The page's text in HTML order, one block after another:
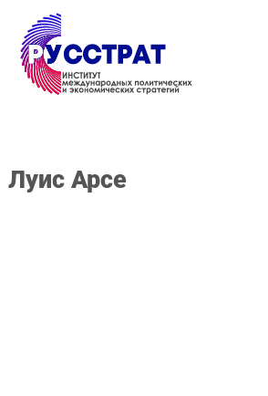
Перейти к основному содержанию
Луис Арсе